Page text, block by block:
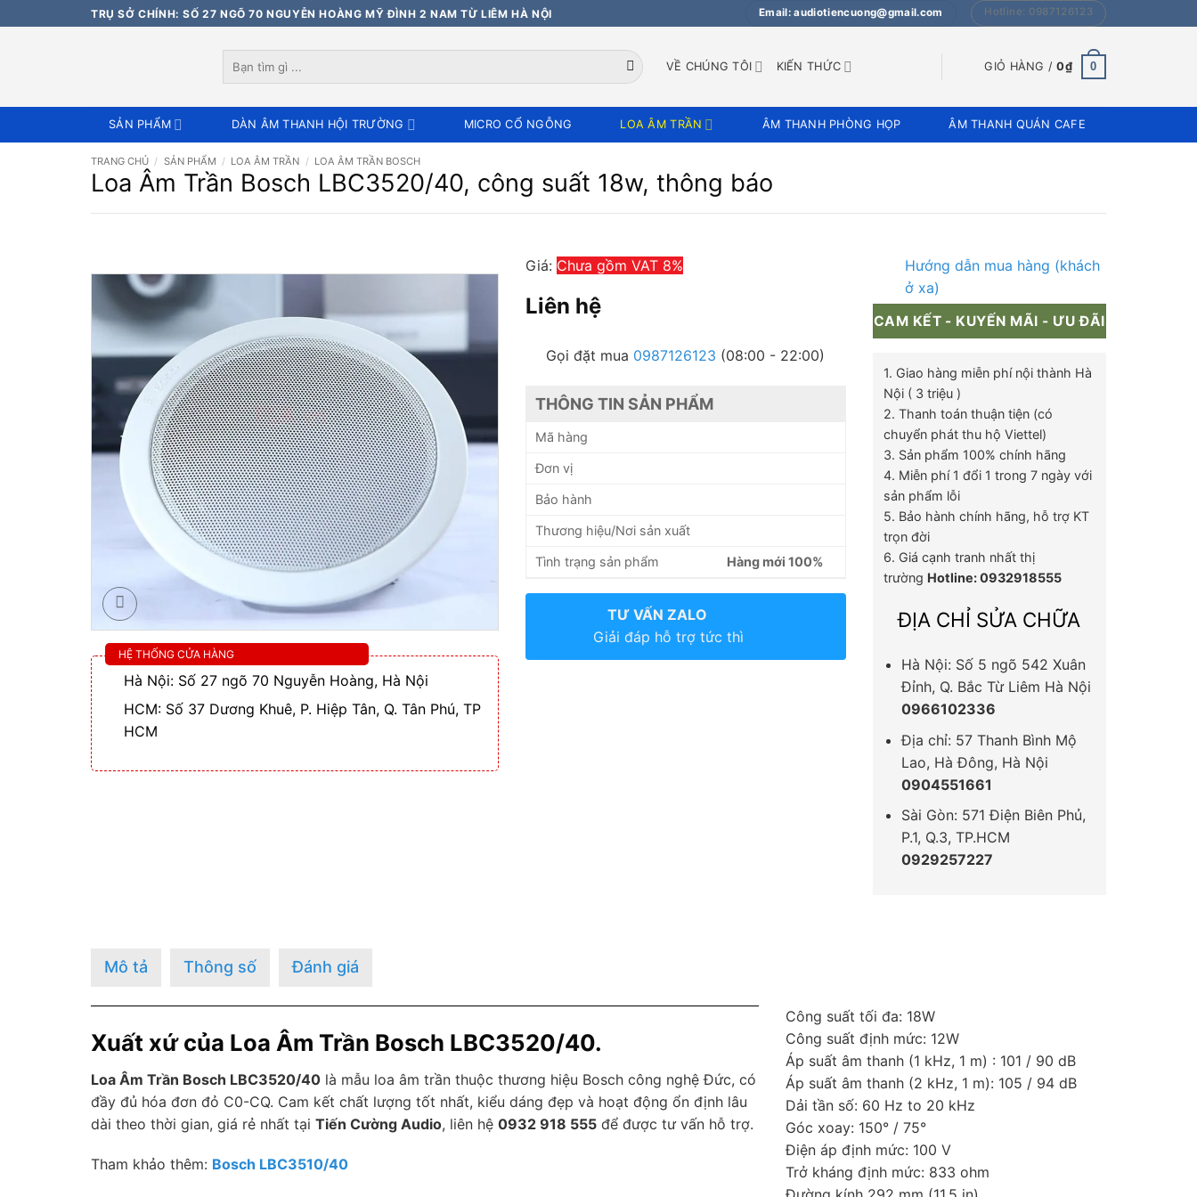
qua
TRỤ SỞ CHÍNH: SỐ 27 NGÕ 70 NGUYỄN HOÀNG MỸ ĐÌNH 2 NAM TỪ LIÊM HÀ NỘI Email: audiotiencuong@gmail.com Hotline: 0987126123
kiếm:
VỀ CHÚNG TÔI KIẾN THỨC GIỎ HÀNG /0₫ 0
SẢN PHẨM DÀN ÂM THANH HỘI TRƯỜNG MICRO CỔ NGỖNG LOA ÂM TRẦN ÂM THANH PHÒNG HỌP ÂM THANH QUÁN CAFE
TRANG CHỦ / SẢN PHẨM / LOA ÂM TRẦN / LOA ÂM TRẦN BOSCH
Loa Âm Trần Bosch LBC3520/40, công suất 18w, thông báo
HỆ THỐNG CỬA HÀNG
Hà Nội: Số 27 ngõ 70 Nguyễn Hoàng, Hà Nội
HCM: Số 37 Dương Khuê, P. Hiệp Tân, Q. Tân Phú, TP
HCM
Giá: Chưa gồm VAT 8%
Liên hệ
Gọi đặt mua 0987126123 (08:00 - 22:00)
THÔNG TIN SẢN PHẨM
Mã hàng
Đơn vị
Bảo hành
Thương hiệu/Nơi sản xuất
Tình trạng sản phẩm Hàng mới 100%
TƯ VẤN ZALO
Giải đáp hỗ trợ tức thì
Hướng dẫn mua hàng (khách
ở xa)
CAM KẾT - KUYẾN MÃI - ƯU ĐÃI
1. Giao hàng miễn phí nội thành Hà
Nội ( 3 triệu )
2. Thanh toán thuận tiện (có
chuyển phát thu hộ Viettel)
3. Sản phẩm 100% chính hãng
4. Miễn phí 1 đổi 1 trong 7 ngày với
sản phẩm lỗi
5. Bảo hành chính hãng, hỗ trợ KT
trọn đời
6. Giá cạnh tranh nhất thị
trường Hotline: 0932918555
ĐỊA CHỈ SỬA CHỮA
Hà Nội: Số 5 ngõ 542 Xuân
Đỉnh, Q. Bắc Từ Liêm Hà Nội
0966102336
Địa chỉ: 57 Thanh Bình Mộ
Lao, Hà Đông, Hà Nội
0904551661
Sài Gòn: 571 Điện Biên Phủ,
P.1, Q.3, TP.HCM
0929257227
Mô tả Thông số Đánh giá
Xuất xứ của Loa Âm Trần Bosch LBC3520/40.
Loa Âm Trần Bosch LBC3520/40 là mẫu loa âm trần thuộc thương hiệu Bosch công nghệ Đức, có
đầy đủ hóa đơn đỏ C0-CQ. Cam kết chất lượng tốt nhất, kiểu dáng đẹp và hoạt động ổn định lâu
dài theo thời gian, giá rẻ nhất tại Tiến Cường Audio, liên hệ 0932 918 555 để được tư vấn hỗ trợ.
Tham khảo thêm: Bosch LBC3510/40
Công suất tối đa: 18W
Công suất định mức: 12W
Áp suất âm thanh (1 kHz, 1 m) : 101 / 90 dB
Áp suất âm thanh (2 kHz, 1 m): 105 / 94 dB
Dải tần số: 60 Hz to 20 kHz
Góc xoay: 150° / 75°
Điện áp định mức: 100 V
Trở kháng định mức: 833 ohm